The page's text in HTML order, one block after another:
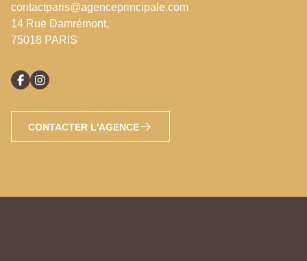
contactparis@agenceprincipale.com
14 Rue Damrémont,
75018 PARIS
CONTACTER L'AGENCE